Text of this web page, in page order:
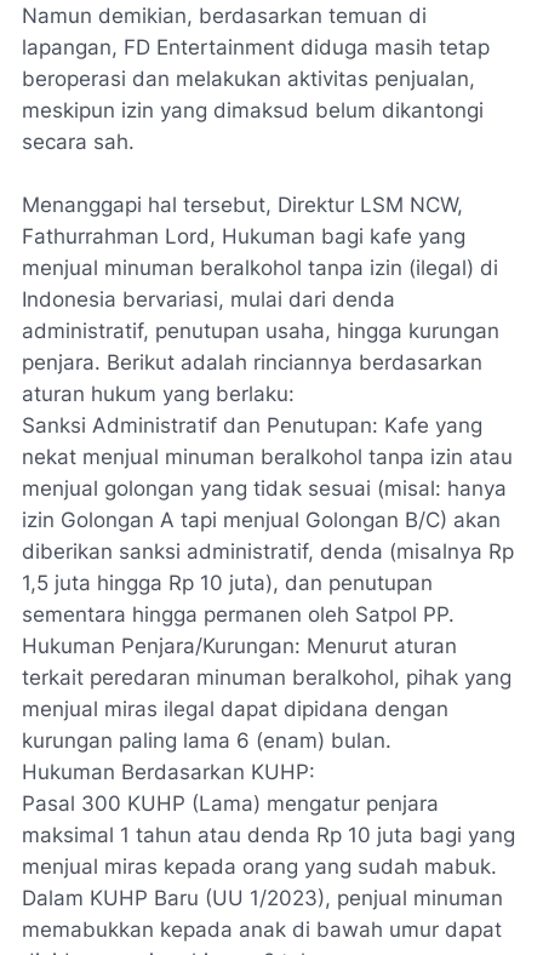
Namun demikian, berdasarkan temuan di
lapangan, FD Entertainment diduga masih tetap
beroperasi dan melakukan aktivitas penjualan,
meskipun izin yang dimaksud belum dikantongi
secara sah.
Menanggapi hal tersebut, Direktur LSM NCW,
Fathurrahman Lord, Hukuman bagi kafe yang
menjual minuman beralkohol tanpa izin (ilegal) di
Indonesia bervariasi, mulai dari denda
administratif, penutupan usaha, hingga kurungan
penjara. Berikut adalah rinciannya berdasarkan
aturan hukum yang berlaku:
Sanksi Administratif dan Penutupan: Kafe yang
nekat menjual minuman beralkohol tanpa izin atau
menjual golongan yang tidak sesuai (misal: hanya
izin Golongan A tapi menjual Golongan B/C) akan
diberikan sanksi administratif, denda (misalnya Rp
1,5 juta hingga Rp 10 juta), dan penutupan
sementara hingga permanen oleh Satpol PP.
Hukuman Penjara/Kurungan: Menurut aturan
terkait peredaran minuman beralkohol, pihak yang
menjual miras ilegal dapat dipidana dengan
kurungan paling lama 6 (enam) bulan.
Hukuman Berdasarkan KUHP:
Pasal 300 KUHP (Lama) mengatur penjara
maksimal 1 tahun atau denda Rp 10 juta bagi yang
menjual miras kepada orang yang sudah mabuk.
Dalam KUHP Baru (UU 1/2023), penjual minuman
memabukkan kepada anak di bawah umur dapat